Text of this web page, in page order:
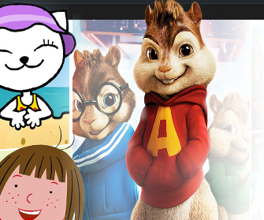
https://www.youtube.com/user/Mediakraftpolska
Film wyprodukowany przez:
Mediakraft PL Sp. z o.o.
ul. Nowy Świat 60/8, 00-357 Warszawa
Managing Directors: Levent Gültan, Ryan Socash
Mediakraft PL Sp. z o.o. is a subsidiary of Mediakraft